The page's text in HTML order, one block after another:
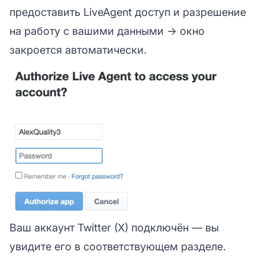
предоставить LiveAgent доступ и разрешение
на работу с вашими данными → окно
закроется автоматически.
Ваш аккаунт Twitter (X) подключён — вы
увидите его в соответствующем разделе.